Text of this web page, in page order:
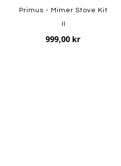
Primus - Mimer Stove Kit
999,00 kr